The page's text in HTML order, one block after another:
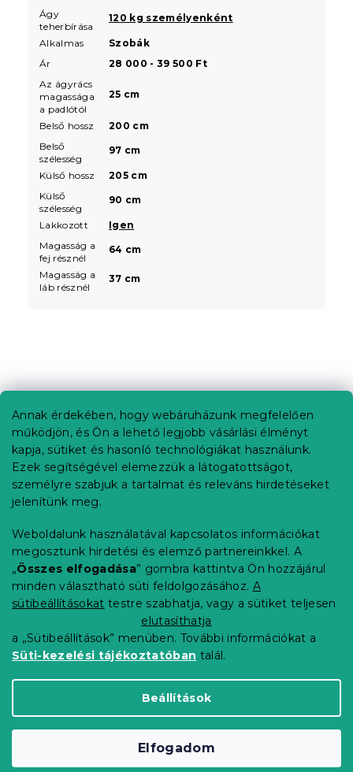
Annak érdekében, hogy webáruházunk megfelelően
működjön, és Ön a lehető legjobb vásárlási élményt
kapja, sütiket és hasonló technológiákat használunk.
Ezek segítségével elemezzük a látogatottságot,
személyre szabjuk a tartalmat és releváns hirdetéseket
jelenítünk meg.
Weboldalunk használatával kapcsolatos információkat
megosztunk hirdetési és elemző partnereinkkel. A
„Összes elfogadása” gombra kattintva Ön hozzájárul
minden választható süti feldolgozásához. A
sütibeállításokat testre szabhatja, vagy a sütiket teljesen
elutasíthatja
a „Sütibeállítások” menüben. További információkat a
Süti-kezelési tájékoztatóban talál.
Beállítások
Elfogadom
Ágy
teherbírása
120 kg személyenként
Alkalmas
Szobák
Ár
28 000 - 39 500 Ft
Az ágyrács
magassága
a padlótól
25 cm
Belső hossz
200 cm
Belső
szélesség
97 cm
Külső hossz
205 cm
Külső
szélesség
90 cm
Lakkozott
Igen
Magasság a
fej résznél
64 cm
Magasság a
láb résznél
37 cm
á
Információ az Ön számára
Rendelés követése
Szállítási lehetőségek
Fizetési lehetőségek
Reklamáció és áruvisszaküldés
Elérhetőség
Általános szerződési feltételek
Adatvédelmi nyilatkozat
Blog
Partnereinknek
Copyright 2026Elerheto otthon. Minden jog
Süti beállítások szerkesztése